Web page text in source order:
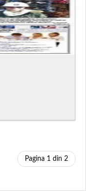
Pagina 1 din 2